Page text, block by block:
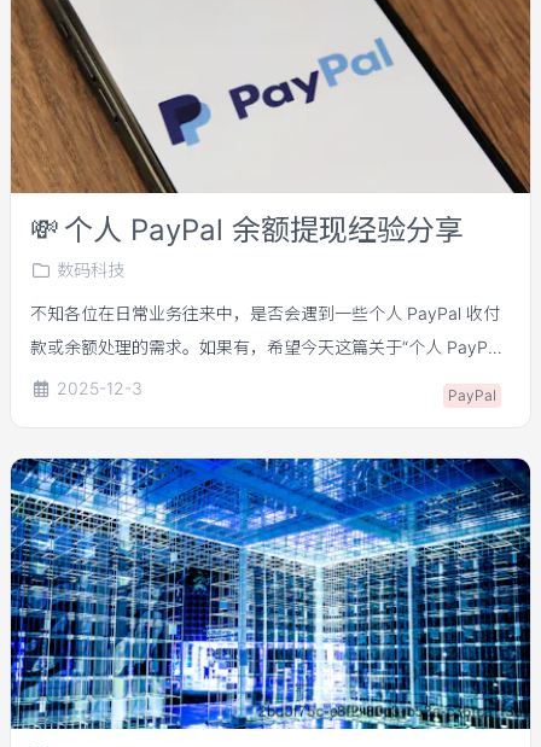
💸 个人 PayPal 余额提现经验分享
数码科技
不知各位在日常业务往来中，是否会遇到一些个人 PayPal 收付
款或余额处理的需求。如果有，希望今天这篇关于“个人 PayPal
余额提现”的实操教程能对你有所帮助。这次要介绍的提现渠道名
为 WindPayer（隶属于风付科技有限公司）。我个人的理解，它
WindPayer 账号后，就可以申请专属收款账户，用来绑定个人
PayPal，实现余额提现。下面我也分享一下自己实际提现到账的
流程，供参考。
2025-12-3 PayPal